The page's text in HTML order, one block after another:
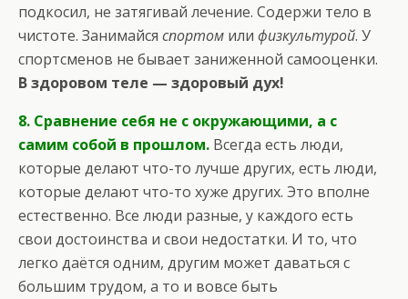
подкосил, не затягивай лечение. Содержи тело в
чистоте. Занимайся спортом или физкультурой. У
спортсменов не бывает заниженной самооценки.
В здоровом теле — здоровый дух!
8. Сравнение себя не с окружающими, а с
самим собой в прошлом. Всегда есть люди,
которые делают что-то лучше других, есть люди,
которые делают что-то хуже других. Это вполне
естественно. Все люди разные, у каждого есть
свои достоинства и свои недостатки. И то, что
легко даётся одним, другим может даваться с
большим трудом, а то и вовсе быть